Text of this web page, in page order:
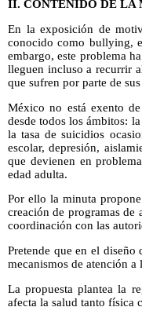
II. CONTENIDO DE LA
En la exposición de
conocido como bullying,
embargo, este problema
lleguen incluso a recurrir
que sufren por parte de
México no está exento
desde todos los ámbitos:
la tasa de suicidios
escolar, depresión,
que devienen en
edad adulta.
Por ello la minuta
creación de programas
coordinación con las
Pretende que en el diseño
mecanismos de atención
La propuesta plantea la
afecta la salud tanto física